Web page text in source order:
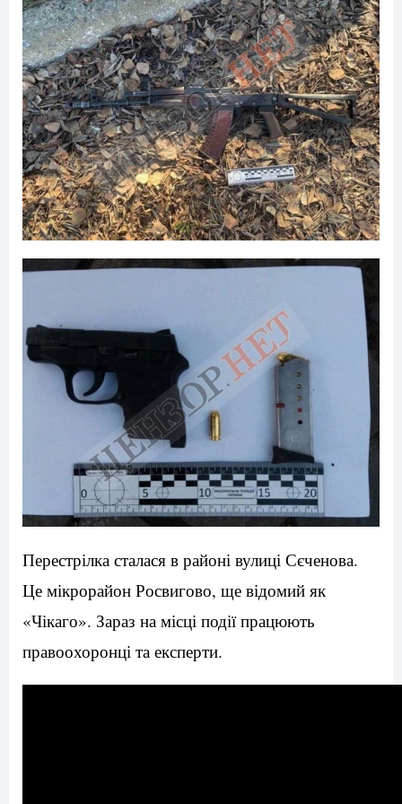
Перестрілка сталася в районі вулиці Сєченова.
Це мікрорайон Росвигово, ще відомий як
«Чікаго». Зараз на місці події працюють
правоохоронці та експерти.